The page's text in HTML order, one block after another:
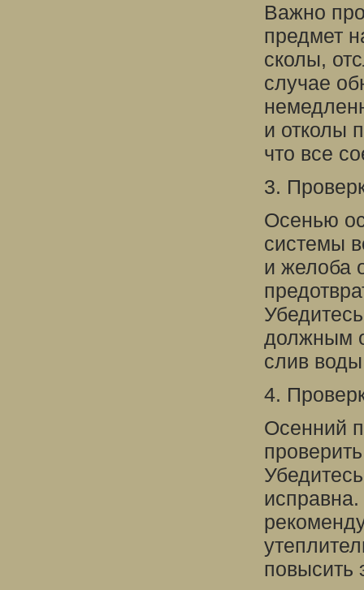
Важно
предмет
сколы,
случае
и отколы
что все
3.
Осенью
системы
и желоба
должным
слив
4.
Осенний
повысить